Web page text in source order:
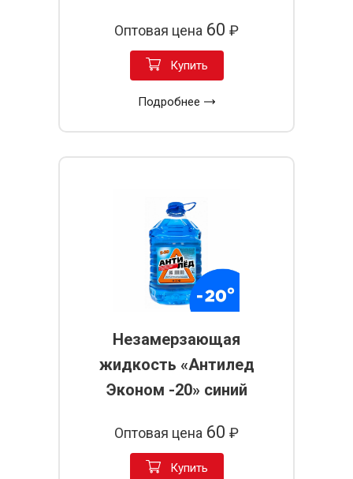
Оптовая цена 60 ₽
Купить
Подробнее
Незамерзающая
жидкость «Антилед
Эконом -20» синий
Оптовая цена 60 ₽
Купить